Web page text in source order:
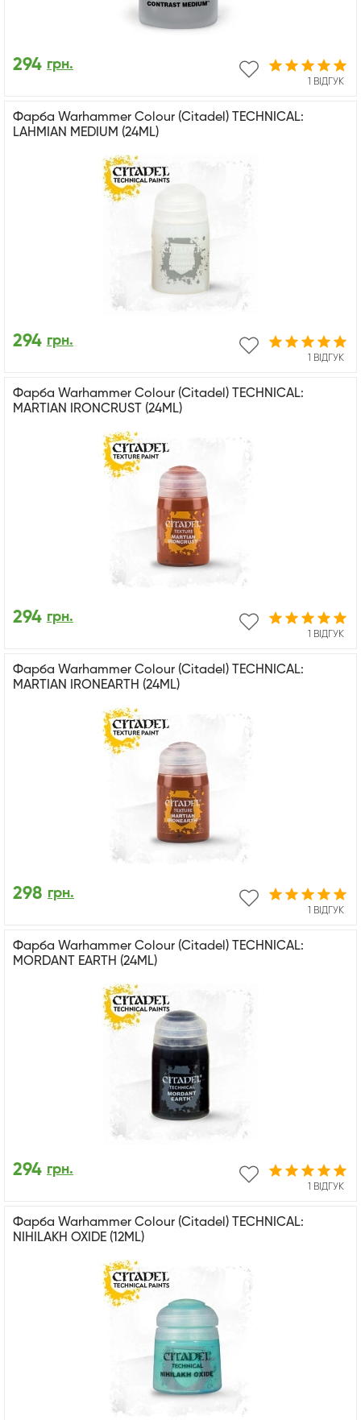
1 ВІДГУК
294 грн.
Фарба Warhammer Colour (Citadel) TECHNICAL:
LAHMIAN MEDIUM (24ML)
1 ВІДГУК
294 грн.
Фарба Warhammer Colour (Citadel) TECHNICAL:
MARTIAN IRONCRUST (24ML)
1 ВІДГУК
294 грн.
Фарба Warhammer Colour (Citadel) TECHNICAL:
MARTIAN IRONEARTH (24ML)
1 ВІДГУК
298 грн.
Фарба Warhammer Colour (Citadel) TECHNICAL:
MORDANT EARTH (24ML)
1 ВІДГУК
294 грн.
Фарба Warhammer Colour (Citadel) TECHNICAL:
NIHILAKH OXIDE (12ML)